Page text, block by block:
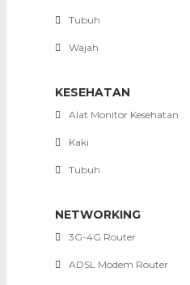
Tubuh
Wajah
KESEHATAN
Alat Monitor Kesehatan
Kaki
Tubuh
NETWORKING
3G-4G Router
ADSL Modem Router